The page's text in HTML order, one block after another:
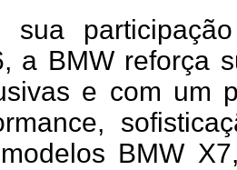
sua
a BMW reforça
e com um
BMW